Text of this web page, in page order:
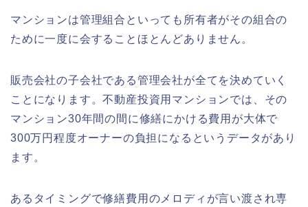
マンションは管理組合といっても所有者がその組合の
ために一度に会することほとんどありません。
販売会社の子会社である管理会社が全てを決めていく
ことになります。不動産投資用マンションでは、その
マンション30年間の間に修繕にかける費用が大体で
300万円程度オーナーの負担になるというデータがあり
ます。
あるタイミングで修繕費用のメロディが言い渡され専